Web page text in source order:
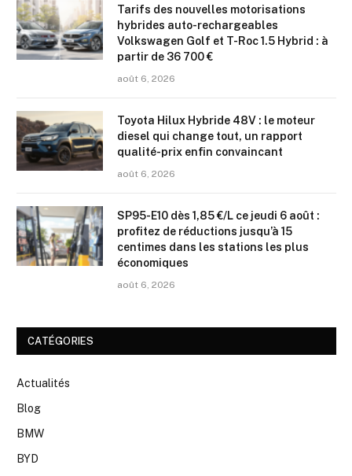
Tarifs des nouvelles motorisations
hybrides auto-rechargeables
Volkswagen Golf et T-Roc 1.5 Hybrid : à
partir de 36 700 €
août 6, 2026
Toyota Hilux Hybride 48V : le moteur
diesel qui change tout, un rapport
qualité-prix enfin convaincant
août 6, 2026
SP95-E10 dès 1,85 €/L ce jeudi 6 août :
profitez de réductions jusqu’à 15
centimes dans les stations les plus
économiques
août 6, 2026
CATÉGORIES
Actualités
Blog
BMW
BYD